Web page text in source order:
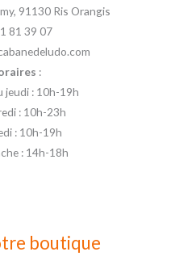
91130 Ris Orangis
81 39 07
:
jeudi : 10h-19h
: 10h-23h
: 10h-19h
: 14h-18h
boutique